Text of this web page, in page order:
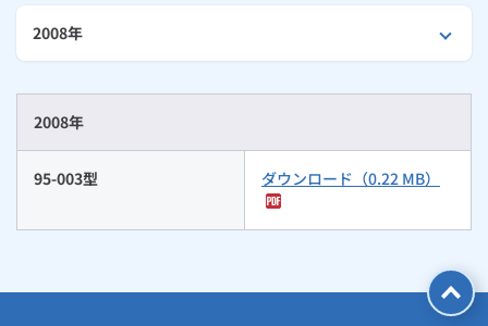
2008年
2008年
95-003型 ダウンロード（0.22 MB）